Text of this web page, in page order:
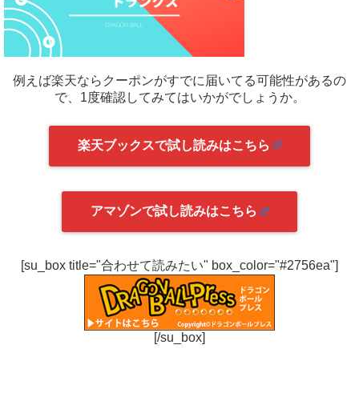
例えば楽天ならクーポンがすでに届いてる可能性があるの
で、1度確認してみてはいかがでしょうか。
楽天ブックスで試し読みはこちら
アマゾンで試し読みはこちら
[su_box title="合わせて読みたい" box_color="#2756ea"]
[/su_box]